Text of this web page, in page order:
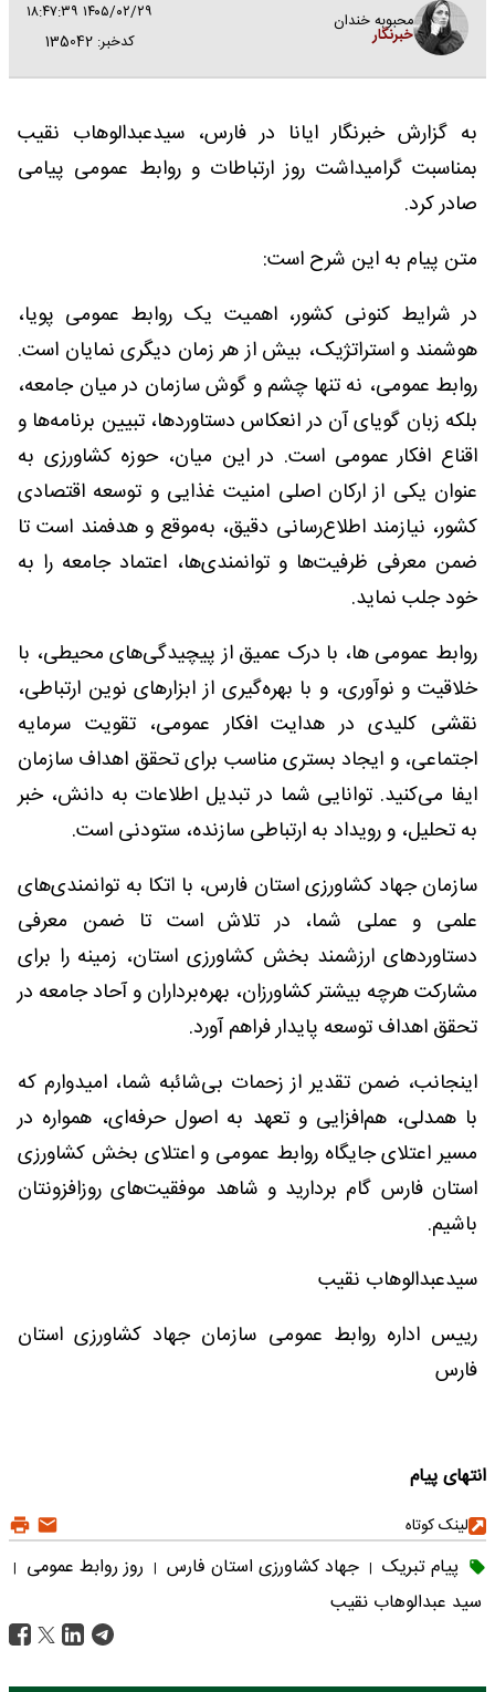
محبوبه خندان
خبرنگار
۱۴۰۵/۰۲/۲۹ ۱۸:۴۷:۳۹
کدخبر: 135042
به گزارش خبرنگار ایانا در فارس، سیدعبدالوهاب نقیب
بمناسبت گرامیداشت روز ارتباطات و روابط عمومی پیامی
صادر کرد.
متن پیام به این شرح است:
در شرایط کنونی کشور، اهمیت یک روابط عمومی پویا،
هوشمند و استراتژیک، بیش از هر زمان دیگری نمایان است.
روابط عمومی، نه تنها چشم و گوش سازمان در میان جامعه،
بلکه زبان گویای آن در انعکاس دستاوردها، تبیین برنامه‌ها و
اقناع افکار عمومی است. در این میان، حوزه کشاورزی به
عنوان یکی از ارکان اصلی امنیت غذایی و توسعه اقتصادی
کشور، نیازمند اطلاع‌رسانی دقیق، به‌موقع و هدفمند است تا
ضمن معرفی ظرفیت‌ها و توانمندی‌ها، اعتماد جامعه را به
خود جلب نماید.
روابط عمومی ها، با درک عمیق از پیچیدگی‌های محیطی، با
خلاقیت و نوآوری، و با بهره‌گیری از ابزارهای نوین ارتباطی،
نقشی کلیدی در هدایت افکار عمومی، تقویت سرمایه
اجتماعی، و ایجاد بستری مناسب برای تحقق اهداف سازمان
ایفا می‌کنید. توانایی شما در تبدیل اطلاعات به دانش، خبر
به تحلیل، و رویداد به ارتباطی سازنده، ستودنی است.
سازمان جهاد کشاورزی استان فارس، با اتکا به توانمندی‌های
علمی و عملی شما، در تلاش است تا ضمن معرفی
دستاوردهای ارزشمند بخش کشاورزی استان، زمینه را برای
مشارکت هرچه بیشتر کشاورزان، بهره‌برداران و آحاد جامعه در
تحقق اهداف توسعه پایدار فراهم آورد.
اینجانب، ضمن تقدیر از زحمات بی‌شائبه شما، امیدوارم که
با همدلی، هم‌افزایی و تعهد به اصول حرفه‌ای، همواره در
مسیر اعتلای جایگاه روابط عمومی و اعتلای بخش کشاورزی
استان فارس گام بردارید و شاهد موفقیت‌های روزافزونتان
باشیم.
سیدعبدالوهاب نقیب
رییس اداره روابط عمومی سازمان جهاد کشاورزی استان
فارس
انتهای پیام
لینک کوتاه
پیام تبریک | جهاد کشاورزی استان فارس | روز روابط عمومی |
سید عبدالوهاب نقیب